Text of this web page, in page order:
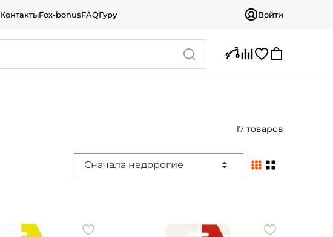
КонтактыFox-bonusFAQГуру Войти
17 товаров
Сначала недорогие